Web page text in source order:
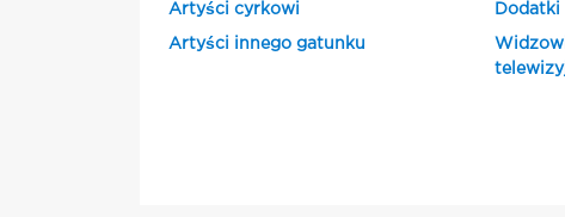
Artyści cyrkowi
Artyści innego gatunku